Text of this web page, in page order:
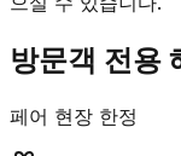
방문객 전용
페어 현장 한정